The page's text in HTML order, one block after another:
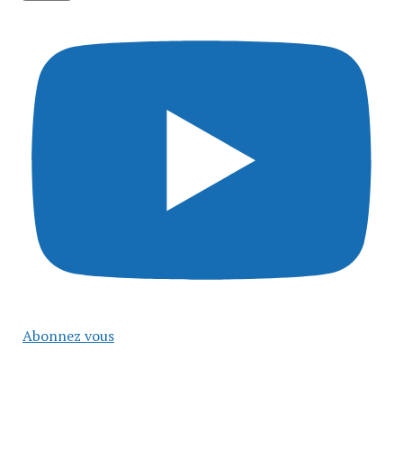
Abonnez vous